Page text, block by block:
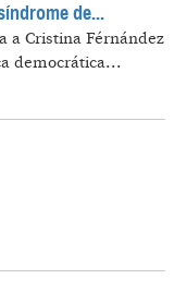
de...
a Cristina Férnández
democrática...